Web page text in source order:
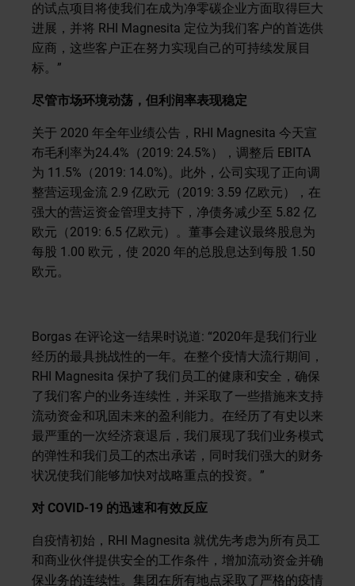
的试点项目将使我们在成为净零碳企业方面取得巨大
进展，并将 RHI Magnesita 定位为我们客户的首选供
应商，这些客户正在努力实现自己的可持续发展目
标。”
尽管市场环境动荡，但利润率表现稳定
关于 2020 年全年业绩公告，RHI Magnesita 今天宣
布毛利率为24.4%（2019: 24.5%），调整后 EBITA
为 11.5%（2019: 14.0%)。此外，公司实现了正向调
整营运现金流 2.9 亿欧元（2019: 3.59 亿欧元），在
强大的营运资金管理支持下，净债务减少至 5.82 亿
欧元（2019: 6.5 亿欧元）。董事会建议最终股息为
每股 1.00 欧元，使 2020 年的总股息达到每股 1.50
欧元。
Borgas 在评论这一结果时说道: “2020年是我们行业
经历的最具挑战性的一年。在整个疫情大流行期间，
RHI Magnesita 保护了我们员工的健康和安全，确保
了我们客户的业务连续性，并采取了一些措施来支持
流动资金和巩固未来的盈利能力。在经历了有史以来
最严重的一次经济衰退后，我们展现了我们业务模式
的弹性和我们员工的杰出承诺，同时我们强大的财务
状况使我们能够加快对战略重点的投资。”
对 COVID-19 的迅速和有效反应
自疫情初始，RHI Magnesita 就优先考虑为所有员工
和商业伙伴提供安全的工作条件，增加流动资金并确
保业务的连续性。集团在所有地点采取了严格的疫情